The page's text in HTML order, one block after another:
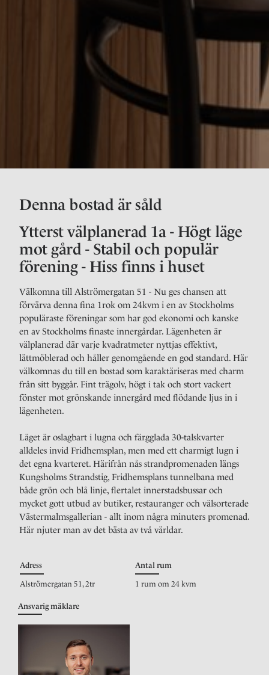
Denna bostad är såld
Ytterst välplanerad 1a - Högt läge
mot gård - Stabil och populär
förening - Hiss finns i huset
Välkomna till Alströmergatan 51 - Nu ges chansen att
förvärva denna fina 1rok om 24kvm i en av Stockholms
populäraste föreningar som har god ekonomi och kanske
en av Stockholms finaste innergårdar. Lägenheten är
välplanerad där varje kvadratmeter nyttjas effektivt,
lättmöblerad och håller genomgående en god standard. Här
välkomnas du till en bostad som karaktäriseras med charm
från sitt byggår. Fint trägolv, högt i tak och stort vackert
fönster mot grönskande innergård med flödande ljus in i
lägenheten.
Läget är oslagbart i lugna och färgglada 30-talskvarter
alldeles invid Fridhemsplan, men med ett charmigt lugn i
det egna kvarteret. Härifrån nås strandpromenaden längs
Kungsholms Strandstig, Fridhemsplans tunnelbana med
både grön och blå linje, flertalet innerstadsbussar och
mycket gott utbud av butiker, restauranger och välsorterade
Västermalmsgallerian - allt inom några minuters promenad.
Här njuter man av det bästa av två världar.
Adress
Alströmergatan 51, 2tr
Antal rum
1 rum om 24 kvm
Ansvarig mäklare